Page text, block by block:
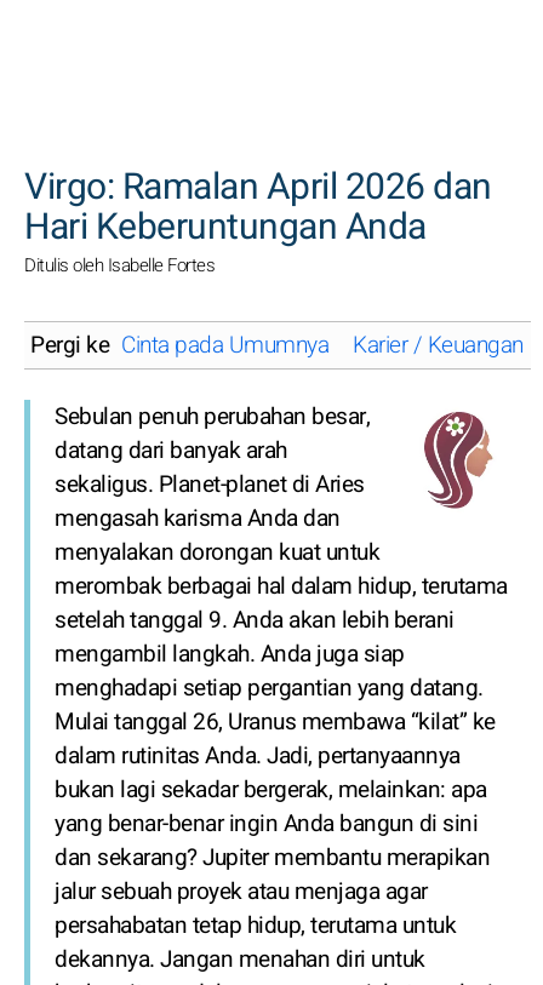
Virgo: Ramalan April 2026 dan
Hari Keberuntungan Anda
Ditulis oleh Isabelle Fortes
Pergi ke Cinta pada Umumnya Karier / Keuangan
Sebulan penuh perubahan besar,
datang dari banyak arah
sekaligus. Planet-planet di Aries
mengasah karisma Anda dan
menyalakan dorongan kuat untuk
merombak berbagai hal dalam hidup, terutama
setelah tanggal 9. Anda akan lebih berani
mengambil langkah. Anda juga siap
menghadapi setiap pergantian yang datang.
Mulai tanggal 26, Uranus membawa “kilat” ke
dalam rutinitas Anda. Jadi, pertanyaannya
bukan lagi sekadar bergerak, melainkan: apa
yang benar-benar ingin Anda bangun di sini
dan sekarang? Jupiter membantu merapikan
jalur sebuah proyek atau menjaga agar
persahabatan tetap hidup, terutama untuk
dekannya. Jangan menahan diri untuk